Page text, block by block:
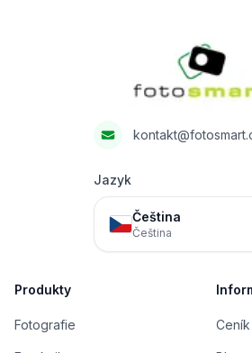
Jazyk
Čeština
Čeština
Produkty
Fotografie Ceník